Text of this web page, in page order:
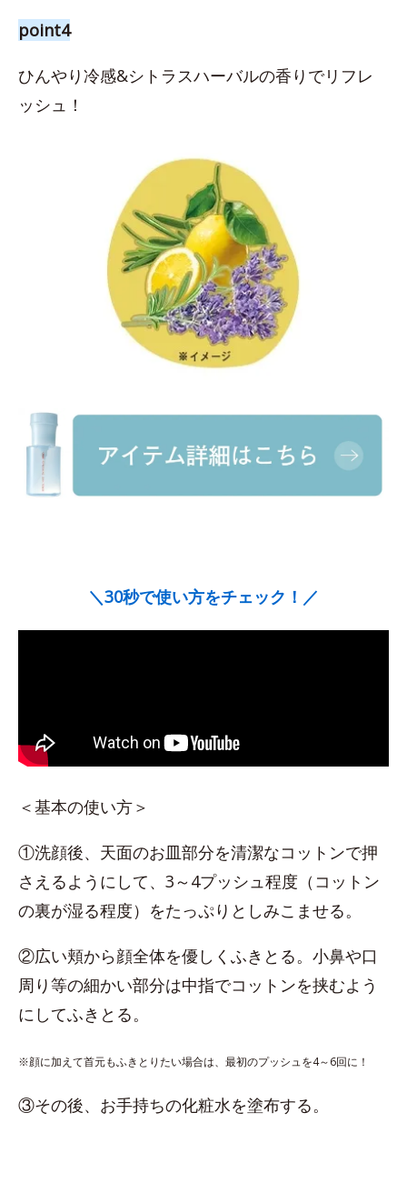
point4
ひんやり冷感&シトラスハーバルの香りでリフレ
ッシュ！
＼30秒で使い方をチェック！／
＜基本の使い方＞
①洗顔後、天面のお皿部分を清潔なコットンで押
さえるようにして、3～4プッシュ程度（コットン
の裏が湿る程度）をたっぷりとしみこませる。
②広い頬から顔全体を優しくふきとる。小鼻や口
周り等の細かい部分は中指でコットンを挟むよう
にしてふきとる。
※顔に加えて首元もふきとりたい場合は、最初のプッシュを4～6回に！
③その後、お手持ちの化粧水を塗布する。